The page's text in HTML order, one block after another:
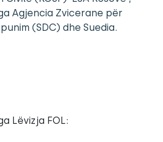
Agjencia Zvicerane për
(SDC) dhe Suedia.
Lëvizja FOL: